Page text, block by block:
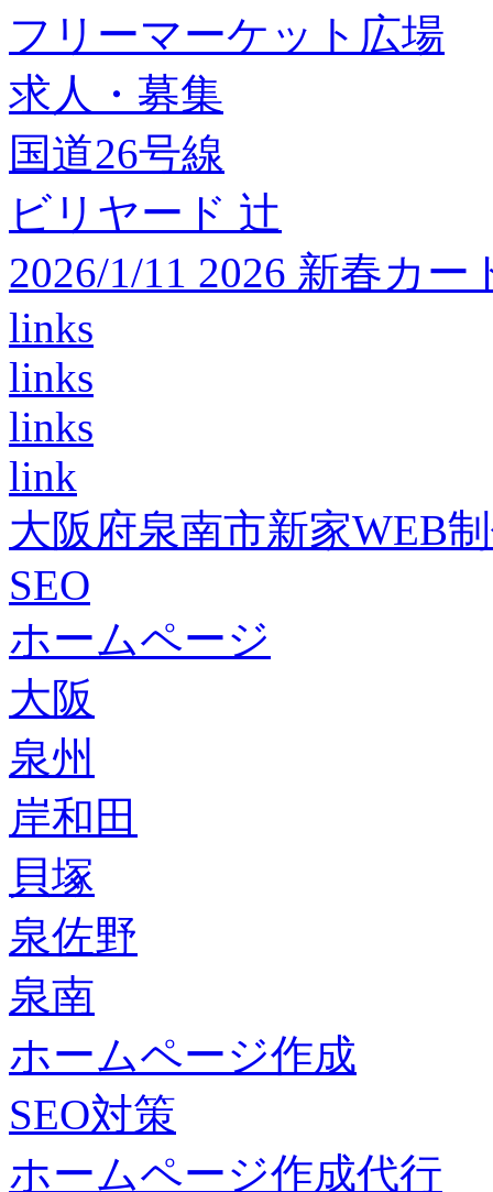
フリーマーケット広場
求人・募集
国道26号線
ビリヤード 辻
2026/1/11 2026 新春カ
links
links
links
link
大阪府泉南市新家WEB
SEO
ホームページ
大阪
泉州
岸和田
貝塚
泉佐野
泉南
ホームページ作成
SEO対策
ホームページ作成代行